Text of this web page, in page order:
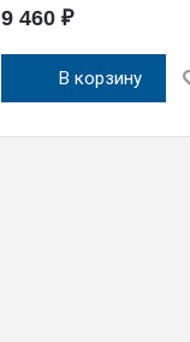
9 460 ₽
В корзину